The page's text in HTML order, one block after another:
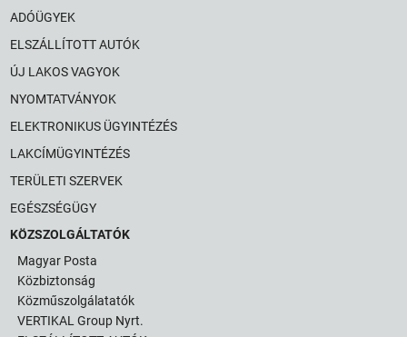
ADÓÜGYEK
ELSZÁLLÍTOTT AUTÓK
ÚJ LAKOS VAGYOK
NYOMTATVÁNYOK
ELEKTRONIKUS ÜGYINTÉZÉS
LAKCÍMÜGYINTÉZÉS
TERÜLETI SZERVEK
EGÉSZSÉGÜGY
KÖZSZOLGÁLTATÓK
Magyar Posta
Közbiztonság
Közműszolgálatatók
VERTIKAL Group Nyrt.